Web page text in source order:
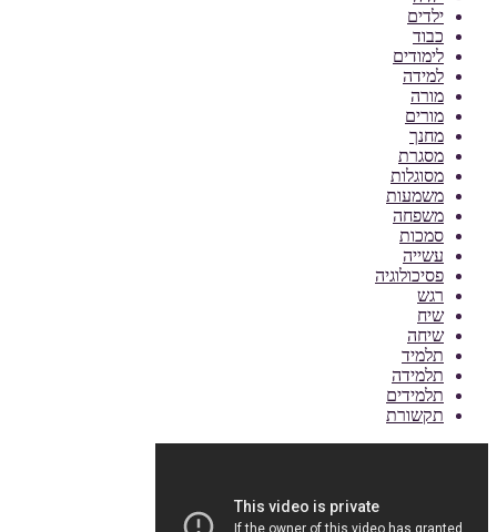
ילדים
כבוד
לימודים
למידה
מורה
מורים
מחנך
מסגרת
מסוגלות
משמעות
משפחה
סמכות
עשייה
פסיכולוגיה
רגש
שיח
שיחה
תלמיד
תלמידה
תלמידים
תקשורת